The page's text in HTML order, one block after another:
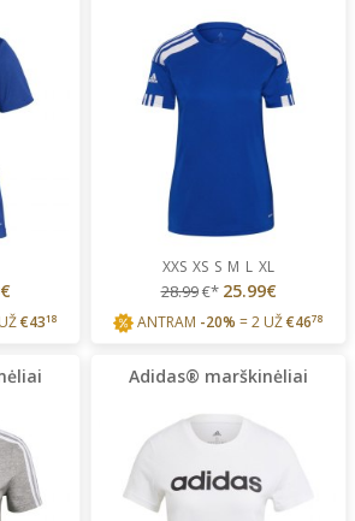
€4318
XXS XS S M L XL
28.99€* 25.99€
ANTRAM -20% = 2 UŽ€4678
Adidas® marškinėliai